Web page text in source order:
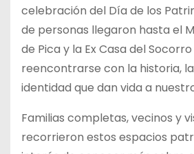
celebración del Día de los
de personas llegaron hasta el
de Pica y la Ex Casa del
reencontrarse con la historia,
identidad que dan vida a
Familias completas, vecinos y
recorrieron estos espacios